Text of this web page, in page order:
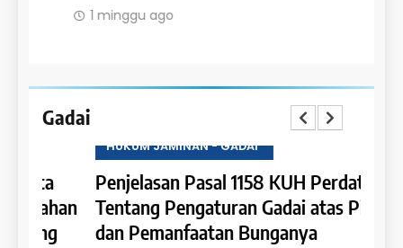
1 minggu ago
Gadai
HUKUM JAMINAN - GADAI
Penjelasan Pasal 1158 KUH Perdata
Tentang Pengaturan Gadai atas Piutang
dan Pemanfaatan Bunganya